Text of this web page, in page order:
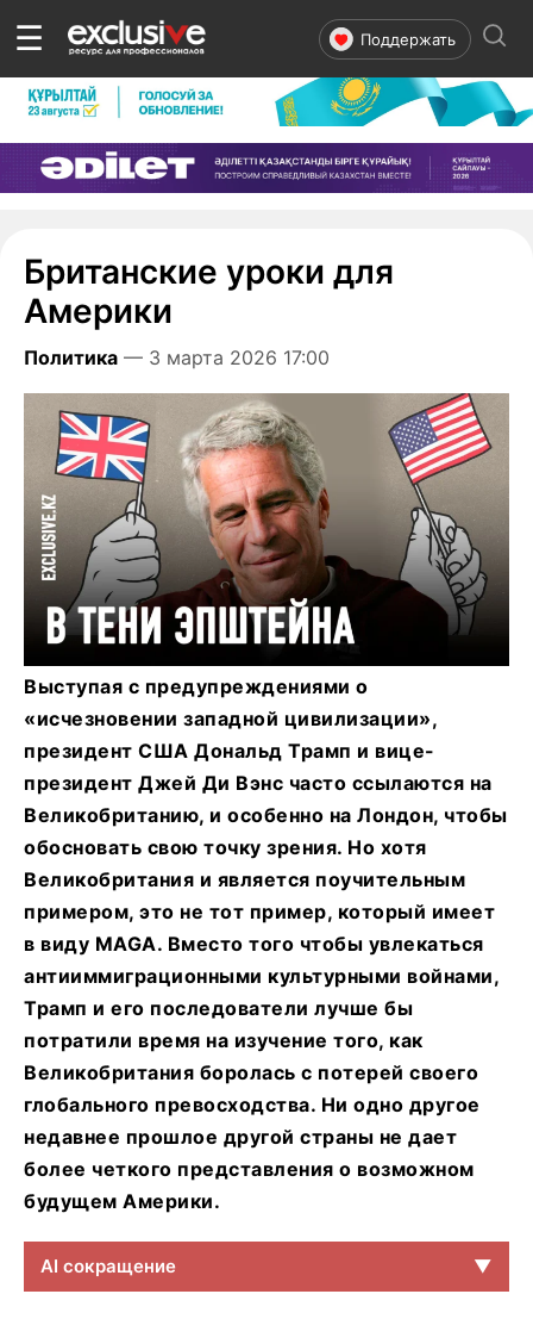
☰ Поддержать
Британские уроки для
Америки
Политика — 3 марта 2026 17:00
Выступая с предупреждениями о
«исчезновении западной цивилизации»,
президент США Дональд Трамп и вице-
президент Джей Ди Вэнс часто ссылаются на
Великобританию, и особенно на Лондон, чтобы
обосновать свою точку зрения. Но хотя
Великобритания и является поучительным
примером, это не тот пример, который имеет
в виду MAGA. Вместо того чтобы увлекаться
антииммиграционными культурными войнами,
Трамп и его последователи лучше бы
потратили время на изучение того, как
Великобритания боролась с потерей своего
глобального превосходства. Ни одно другое
недавнее прошлое другой страны не дает
более четкого представления о возможном
будущем Америки.
AI сокращение ▼